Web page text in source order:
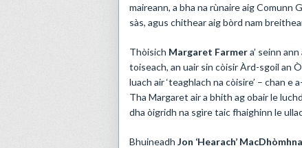
maireann, a bha na rùnaire aig Comunn
sàs, agus chithear aig bòrd nam
Thòisich Margaret Farmera’ seinn
toiseach, an uair sin còisir Àrd-sgoil an
luach air ‘teaghlach na còisire’ – chan
Tha Margaret air a bhith ag obair le
dha òigridh na sgìre taic fhaighinn le
Bhuineadh Jon ‘Hearach’